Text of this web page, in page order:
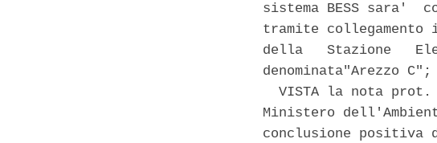
sistema BESS sara'
tramite collegamento
della   Stazione
denominata"Arezzo
VISTA la nota
Ministero
conclusione